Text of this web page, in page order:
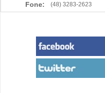
Fone: (48) 3283-2623